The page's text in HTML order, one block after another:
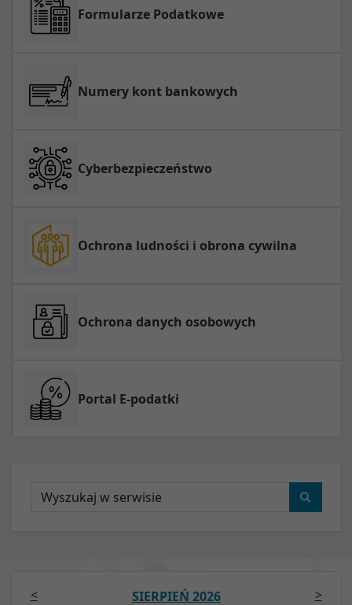
Formularze Podatkowe
Numery kont bankowych
Cyberbezpieczeństwo
Ochrona ludności i obrona cywilna
Ochrona danych osobowych
Portal E-podatki
Wyszukaj
SIERPIEŃ 2026
< >